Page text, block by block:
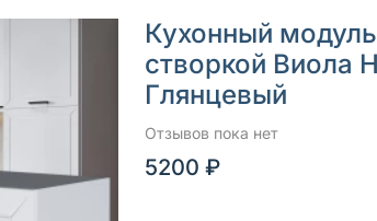
Кухонный
створкой Виола
Глянцевый
Отзывов пока нет
5200 ₽